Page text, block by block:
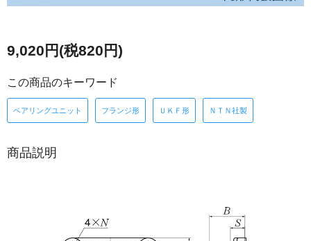
9,020円(税820円)
この商品のキーワード
ベアリングユニット フランジ形 ＵＫＦ形 ＮＴＮ社製
商品説明